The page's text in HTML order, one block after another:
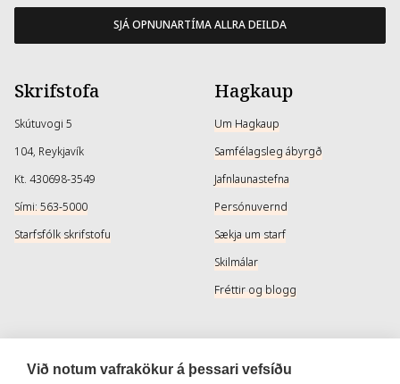
SJÁ OPNUNARTÍMA ALLRA DEILDA
Skrifstofa
Skútuvogi 5
104, Reykjavík
Kt. 430698-3549
Sími: 563-5000
Starfsfólk skrifstofu
Hagkaup
Um Hagkaup
Samfélagsleg ábyrgð
Jafnlaunastefna
Persónuvernd
Sækja um starf
Skilmálar
Fréttir og blogg
Þjónusta Samfélagsmiðlar
Við notum vafrakökur á þessari vefsíðu